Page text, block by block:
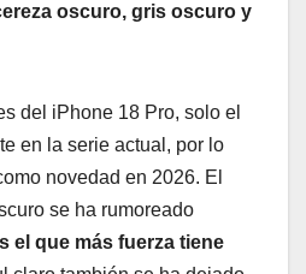
oscuro, gris oscuro y
del iPhone 18 Pro, solo el
en la serie actual, por lo
novedad en 2026. El
se ha rumoreado
el que más fuerza tiene